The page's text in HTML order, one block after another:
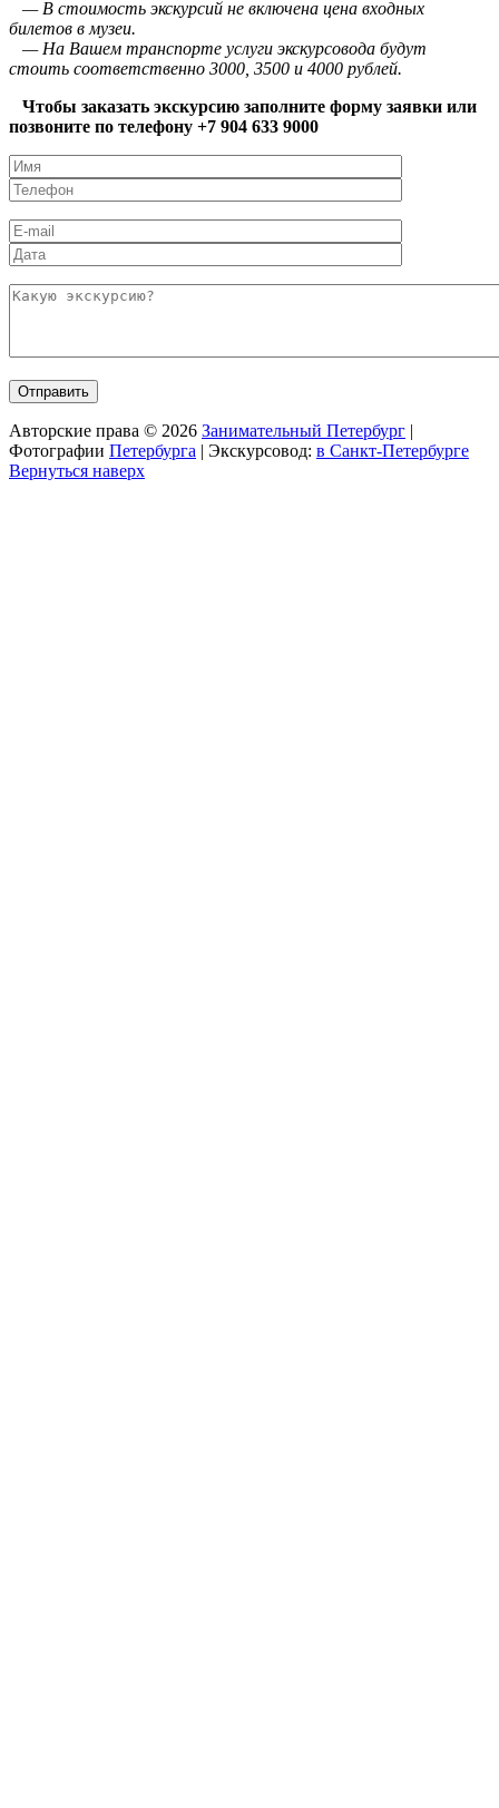
— В стоимость экскурсий не включена цена входных
билетов в музеи.
— На Вашем транспорте услуги экскурсовода будут
стоить соответственно 3000, 3500 и 4000 рублей.
Чтобы заказать экскурсию заполните форму заявки или
позвоните по телефону +7 904 633 9000
Авторские права © 2026 Занимательный Петербург |
Фотографии Петербурга | Экскурсовод: в Санкт-Петербурге
Вернуться наверх